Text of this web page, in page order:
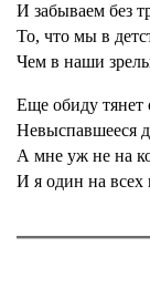
И забываем без
То, что мы в
Чем в наши
Еще обиду тянет
Невыспавшееся
А мне уж не на
И я один на всех